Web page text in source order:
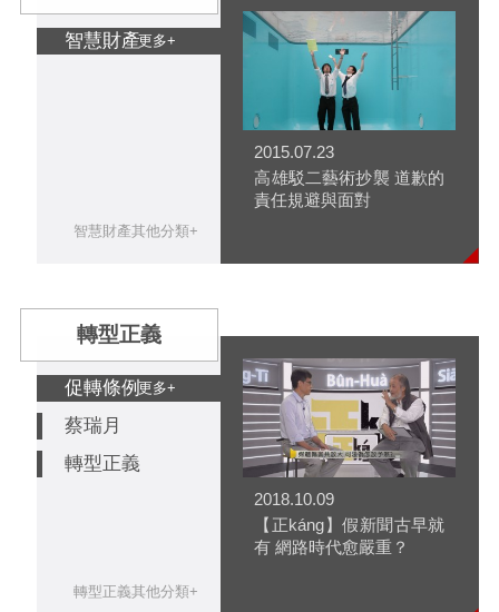
智慧財產更多+
智慧財產其他分類+
2015.07.23
高雄駁二藝術抄襲 道歉的
責任規避與面對
轉型正義
促轉條例更多+
蔡瑞月
轉型正義
轉型正義其他分類+
2018.10.09
【正káng】假新聞古早就
有 網路時代愈嚴重？